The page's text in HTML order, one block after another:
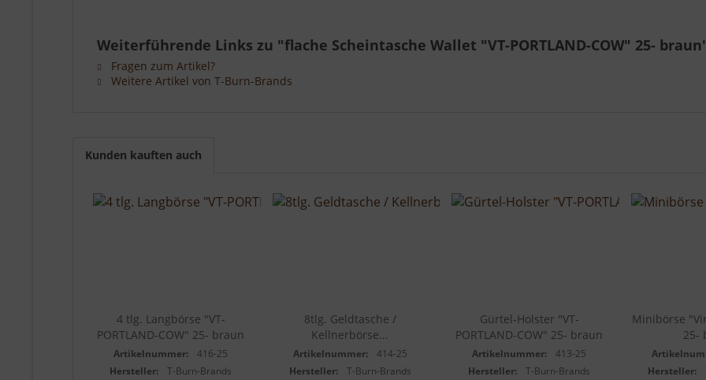
Weiterführende Links zu "flache Scheintasche Wallet "VT-PORTLAND-COW" 25-
Fragen zum Artikel?
Weitere Artikel von T-Burn-Brands
Kunden kauften auch
4 tlg. Langbörse "VT-
PORTLAND-COW" 25- braun
Artikelnummer:
416-25
Hersteller:
T-Burn-Brands
8tlg. Geldtasche /
Kellnerbörse...
Artikelnummer:
414-25
Hersteller:
T-Burn-Brands
Gürtel-Holster "VT-
PORTLAND-COW" 25- braun
Artikelnummer:
413-25
Hersteller:
T-Burn-Brands
Minibörse
25-
Hersteller: